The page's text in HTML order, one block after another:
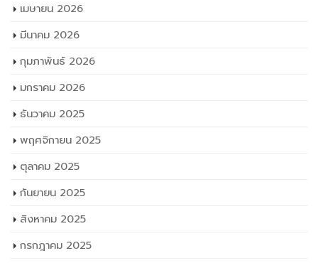
เมษายน 2026
มีนาคม 2026
กุมภาพันธ์ 2026
มกราคม 2026
ธันวาคม 2025
พฤศจิกายน 2025
ตุลาคม 2025
กันยายน 2025
สิงหาคม 2025
กรกฎาคม 2025